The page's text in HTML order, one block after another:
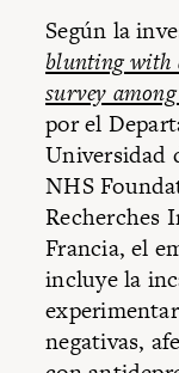
Según la
blunting with
survey
por el
Universidad
NHS
Recherches
Francia, el
incluye la
negativas,